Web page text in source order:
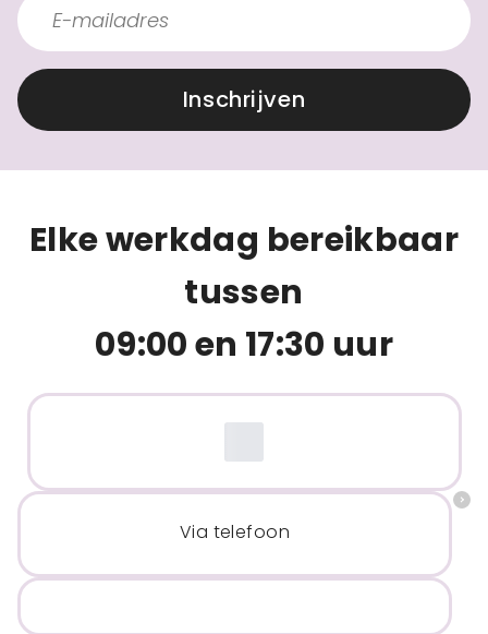
Inschrijven
Elke werkdag bereikbaar
tussen
09:00 en 17:30 uur
Via telefoon